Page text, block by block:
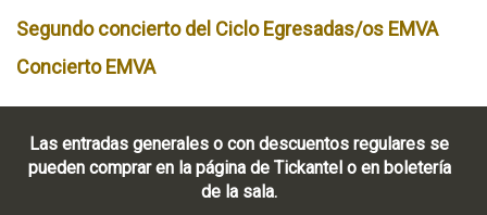
Segundo concierto del Ciclo Egresadas/os EMVA
Concierto EMVA
Las entradas generales o con descuentos regulares se
pueden comprar en la página de Tickantel o en boletería
de la sala.